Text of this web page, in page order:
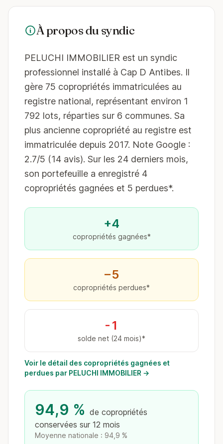
À propos du syndic
PELUCHI IMMOBILIER est un syndic
professionnel installé à Cap D Antibes. Il
gère 75 copropriétés immatriculées au
registre national, représentant environ 1
792 lots, réparties sur 6 communes. Sa
plus ancienne copropriété au registre est
immatriculée depuis 2017. Note Google :
2.7/5 (14 avis). Sur les 24 derniers mois,
son portefeuille a enregistré 4
copropriétés gagnées et 5 perdues*.
+4
copropriétés gagnées*
−5
copropriétés perdues*
-1
solde net (24 mois)*
Voir le détail des copropriétés gagnées et
perdues par PELUCHI IMMOBILIER →
94,9 % de copropriétés
conservées sur 12 mois
Moyenne nationale : 94,9 %